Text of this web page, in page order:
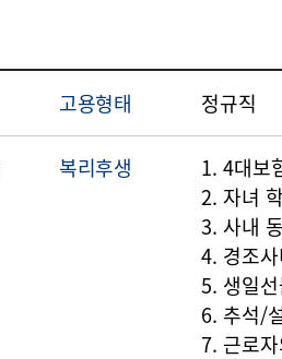
고용형태 정규직
복리후생
1. 4대보
2. 자녀
3. 사내
4. 경조
5. 생일
6. 추석/
7. 근로